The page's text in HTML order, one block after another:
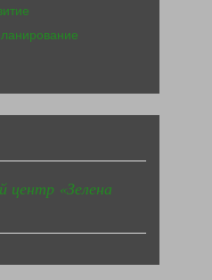
центр «Зелена